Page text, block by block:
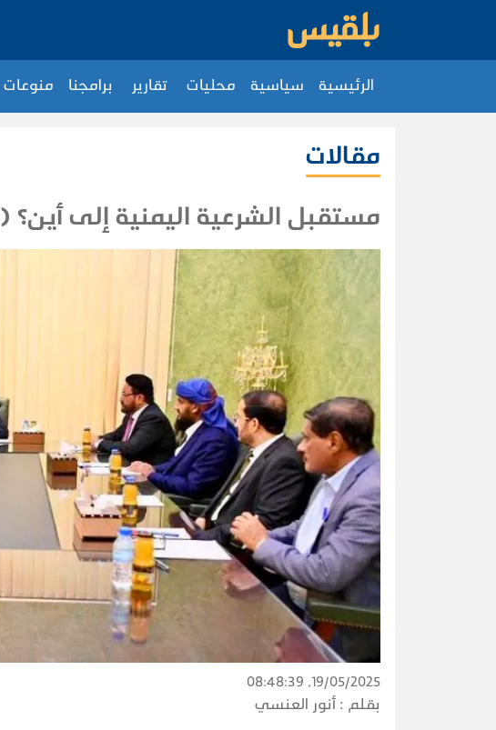
الرئيسية سياسية محليات تقارير برامجنا منوعات
مقالات
مستقبل الشرعية اليمنية إلى أين؟ (2-2)
19/05/2025, 08:48:39
بقلم : أنور العنسي